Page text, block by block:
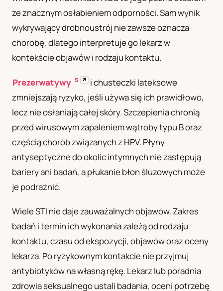
ze znacznym osłabieniem odporności. Sam wynik
wykrywający drobnoustrój nie zawsze oznacza
chorobę, dlatego interpretuje go lekarz w
kontekście objawów i rodzaju kontaktu.
Prezerwatywy S ↗ i chusteczki lateksowe
zmniejszają ryzyko, jeśli używa się ich prawidłowo,
lecz nie osłaniają całej skóry. Szczepienia chronią
przed wirusowym zapaleniem wątroby typu B oraz
częścią chorób związanych z HPV. Płyny
antyseptyczne do okolic intymnych nie zastępują
bariery ani badań, a płukanie błon śluzowych może
je podrażnić.
Wiele STI nie daje zauważalnych objawów. Zakres
badań i termin ich wykonania zależą od rodzaju
kontaktu, czasu od ekspozycji, objawów oraz oceny
lekarza. Po ryzykownym kontakcie nie przyjmuj
antybiotyków na własną rękę. Lekarz lub poradnia
zdrowia seksualnego ustali badania, oceni potrzebę